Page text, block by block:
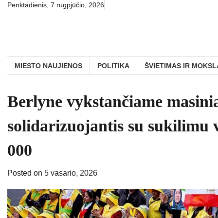
SkipPenktadienis, 7 rugpjūčio, 2026
MIESTO NAUJIENOS POLITIKA ŠVIETIMAS IR
Berlyne vykstančiame
solidarizuojantis su sukilimu
000
Posted on 5 vasario, 2026